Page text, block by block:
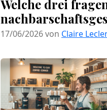
Welche drei
17/06/2026 von Claire